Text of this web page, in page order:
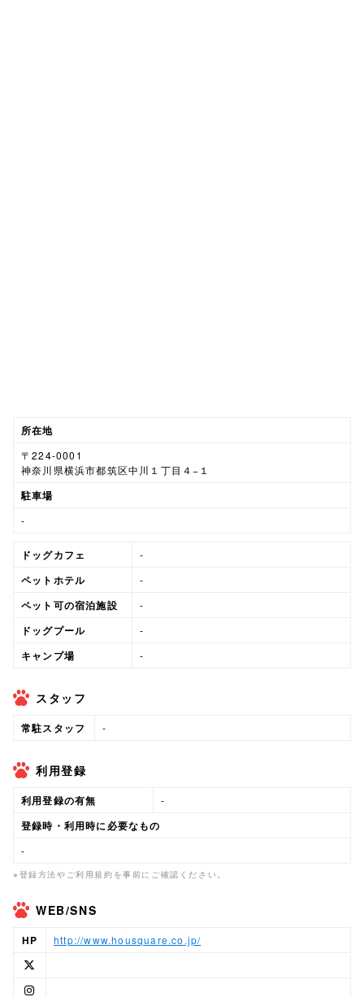
所在地
〒224-0001
神奈川県横浜市都筑区中川１丁目４−１
駐車場
-
ドッグカフェ -
ペットホテル -
ペット可の宿泊施設 -
ドッグプール -
キャンプ場 -
スタッフ
常駐スタッフ -
利用登録
利用登録の有無 -
登録時・利用時に必要なもの
-
※登録方法やご利用規約を事前にご確認ください。
WEB/SNS
HP http://www.housquare.co.jp/